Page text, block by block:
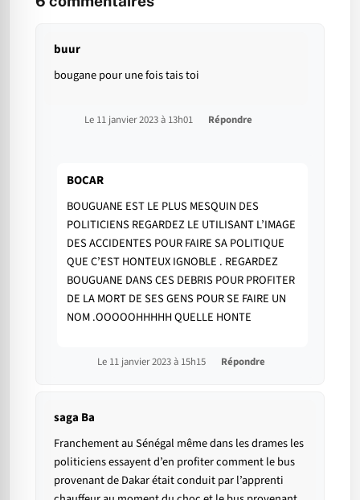
buur
bougane pour une fois tais toi
Le 11 janvier 2023 à 13h01 Répondre
BOCAR
BOUGUANE EST LE PLUS MESQUIN DES
POLITICIENS REGARDEZ LE UTILISANT L’IMAGE
DES ACCIDENTES POUR FAIRE SA POLITIQUE
QUE C’EST HONTEUX IGNOBLE . REGARDEZ
BOUGUANE DANS CES DEBRIS POUR PROFITER
DE LA MORT DE SES GENS POUR SE FAIRE UN
NOM .OOOOOHHHHH QUELLE HONTE
Le 11 janvier 2023 à 15h15 Répondre
saga Ba
Franchement au Sénégal même dans les drames les
politiciens essayent d’en profiter comment le bus
provenant de Dakar était conduit par l’apprenti